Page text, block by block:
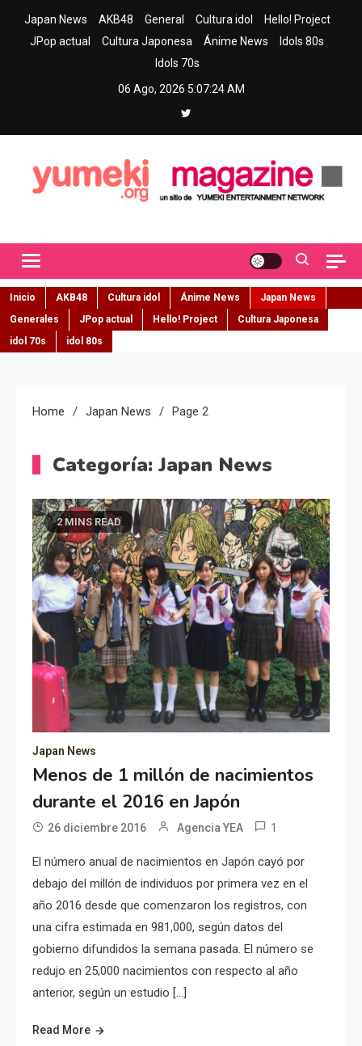
Japan News AKB48 General Cultura idol
Hello! Project
JPop actual
Cultura Japonesa Ánime News
Idols 80s
Idols 70s
06 Ago, 2026 5:07:26 AM
Inicio AKB48 Cultura idol Ánime News
Japan News
Generales
JPop actual Hello! Project
Cultura Japonesa
idol 70s
idol 80s
Home Japan News Page 2
Categoría: Japan News
2 MINS READ
Japan News
Menos de 1 millón de nacimientos
durante el 2016 en Japón
26 diciembre 2016 Agencia YEA 1
El número anual de nacimientos en Japón cayó por
debajo del millón de individuos por primera vez en el
año 2016 desde que comenzaron los registros, con
una cifra estimada en 981,000, según datos del
gobierno difundidos la semana pasada. El número se
redujo en 25,000 nacimientos con respecto al año
anterior, según un estudio […]
Read More